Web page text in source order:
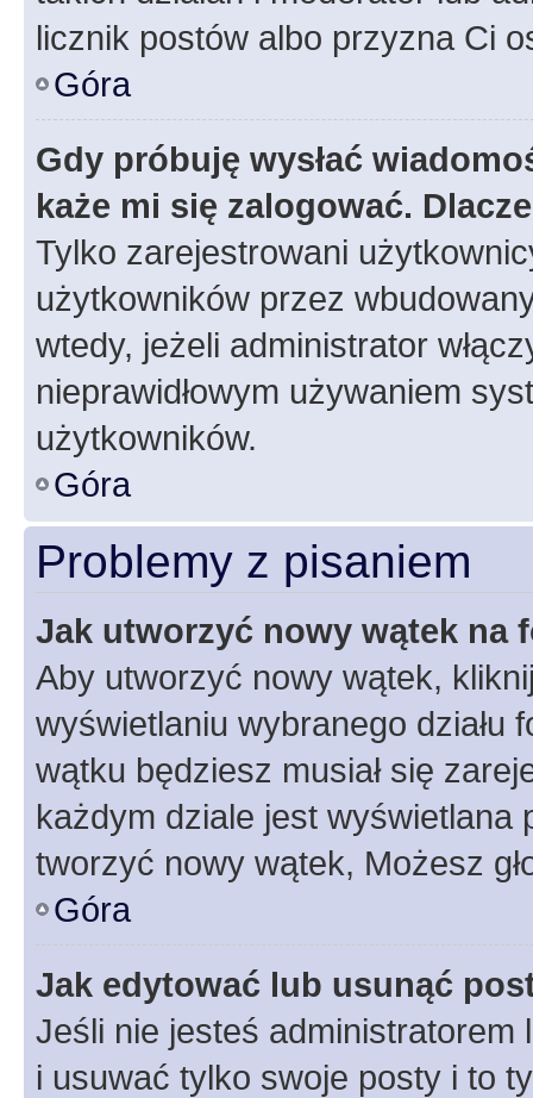
licznik postów albo przyzna Ci
Góra
Gdy próbuję wysłać
każe mi się zalogować.
Tylko zarejestrowani
użytkowników przez
wtedy, jeżeli administrator
nieprawidłowym używaniem
użytkowników.
Góra
Problemy z pisaniem
Jak utworzyć nowy wątek na
Aby utworzyć nowy wątek,
wyświetlaniu wybranego działu
wątku będziesz musiał się
każdym dziale jest wyświetlana
tworzyć nowy wątek, Możesz
Góra
Jak edytować lub usunąć
Jeśli nie jesteś
i usuwać tylko swoje posty i to